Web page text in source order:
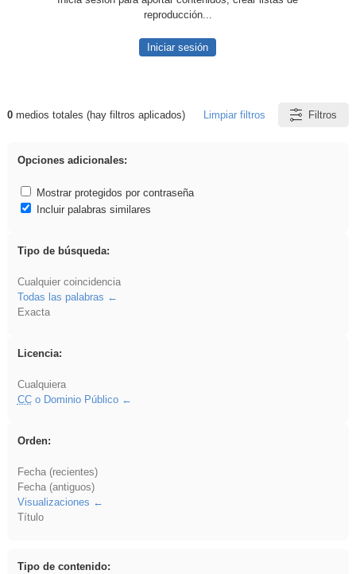
reproducción...
Iniciar sesión
Resultados de: soldador
0medios totales (hay filtros aplicados) Limpiar filtros Filtros
Opciones adicionales:
Mostrar protegidos por contraseña
Incluir palabras similares
Tipo de búsqueda:
Cualquier coincidencia
Todas las palabras
Exacta
Licencia:
Cualquiera
CCo Dominio Público
Orden:
Fecha (recientes)
Fecha (antiguos)
Visualizaciones
Título
Tipo de contenido: